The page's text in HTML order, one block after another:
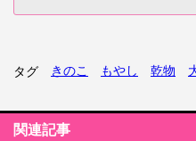
タグ きのこ もやし 乾物
関連記事